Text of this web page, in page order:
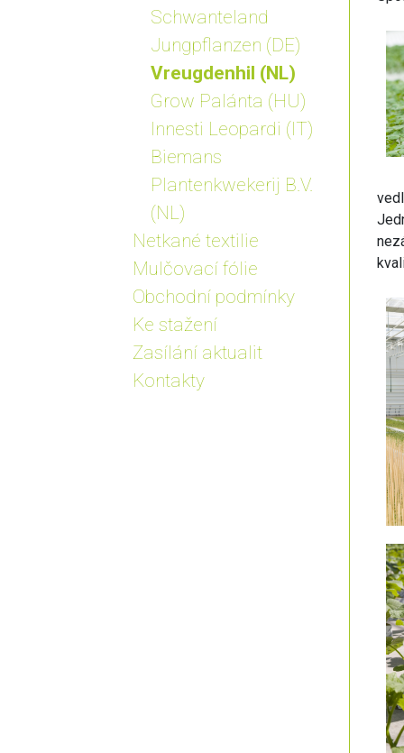
Schwanteland
Jungpflanzen (DE)
Vreugdenhil (NL)
Grow Palánta (HU)
Innesti Leopardi (IT)
Biemans
Plantenkwekerij B.V.
(NL)
Netkané textilie
Mulčovací fólie
Obchodní podmínky
Ke stažení
Zasílání aktualit
Kontakty